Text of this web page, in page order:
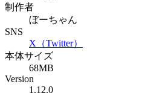
制作者
ぼーちゃん
SNS
X（Twitter）
本体サイズ
68MB
Version
1.12.0